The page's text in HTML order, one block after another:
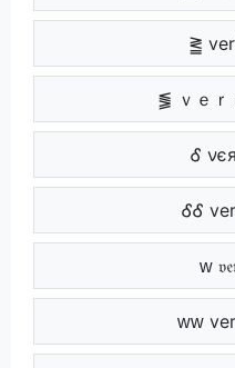
⪒
⪓ ｖｅｒ
Ꮄ
ᎴᎴ
ᴡ
ᴡᴡ